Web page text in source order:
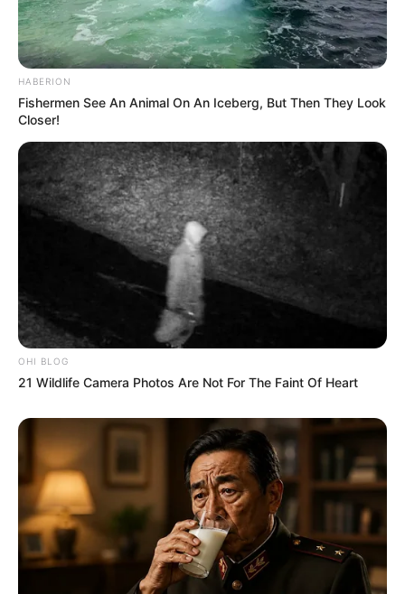
HABERION
Fishermen See An Animal On An Iceberg, But Then They Look
Closer!
OHI BLOG
21 Wildlife Camera Photos Are Not For The Faint Of Heart